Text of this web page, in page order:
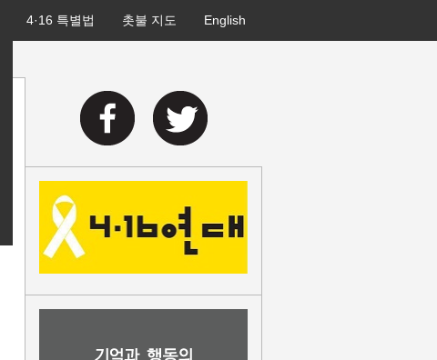
4·16 특별법 촛불 지도 English